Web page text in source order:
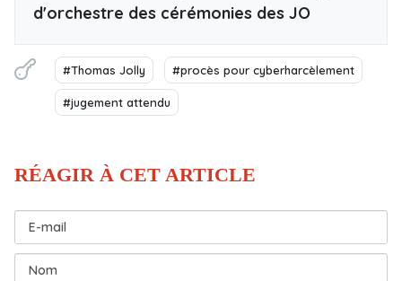
d'orchestre des cérémonies des JO
#Thomas Jolly #procès pour cyberharcèlement
#jugement attendu